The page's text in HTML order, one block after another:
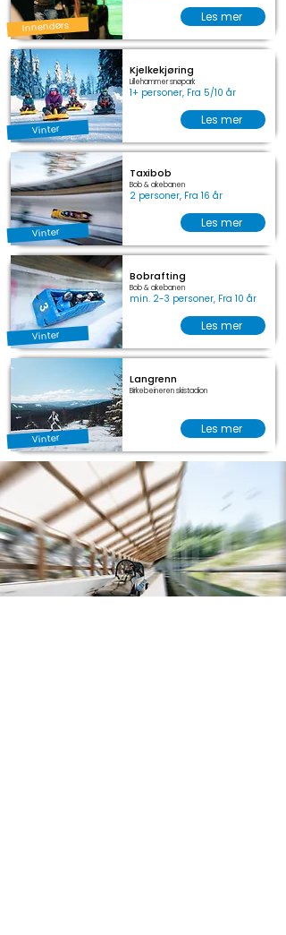
Innendørs
Les mer
Vinter
Kjelkekjøring
Lillehammer snøpark
1+ personer, Fra 5/10 år
Les mer
Vinter
Taxibob
Bob & akebanen
2 personer, Fra 16 år
Les mer
Vinter
Bobrafting
Bob & akebanen
min. 2-3 personer, Fra 10 år
Les mer
Vinter
Langrenn
Birkebeineren skistadion
Les mer